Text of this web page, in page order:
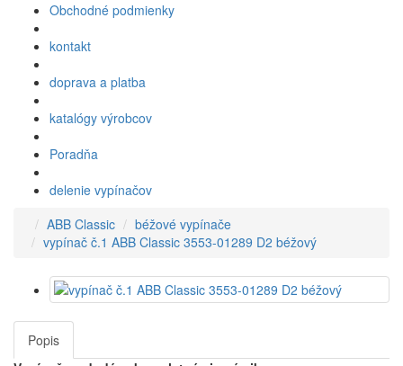
Obchodné podmienky
kontakt
doprava a platba
katalógy výrobcov
Poradňa
delenie vypínačov
ABB Classic
béžové vypínače
vypínač č.1 ABB Classic 3553-01289 D2 béžový
Popis